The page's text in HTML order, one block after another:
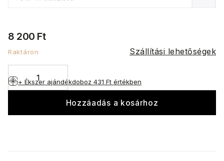
8 200 Ft
Raktáron Szállítási lehetőségek
Hozzáadás a kosárhoz
+ Ékszer ajándékdoboz 431 Ft értékben